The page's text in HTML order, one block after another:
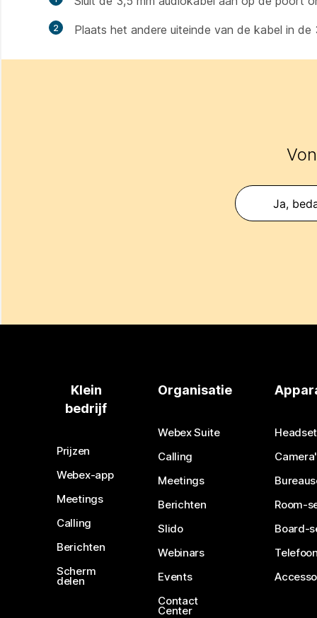
2 Plaats het andere uiteinde van de kabel in
Ja,
Klein
bedrijf
Prijzen
Webex-app
Meetings
Calling
Berichten
Scherm
delen
Organisatie
Webex Suite
Calling
Meetings
Berichten
Slido
Webinars
Events
Contact
Center
Room-
Board-